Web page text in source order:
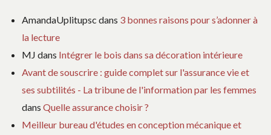
AmandaUplitupsc dans 3 bonnes raisons pour s’adonner à
la lecture
MJ dans Intégrer le bois dans sa décoration intérieure
Avant de souscrire : guide complet sur l'assurance vie et
ses subtilités - La tribune de l'information par les femmes
dans Quelle assurance choisir ?
Meilleur bureau d'études en conception mécanique et